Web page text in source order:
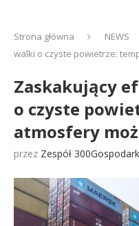
Strona główna NEWS
walki o czyste powietrze:
Zaskakujący
o czyste
atmosfery
przez Zespół